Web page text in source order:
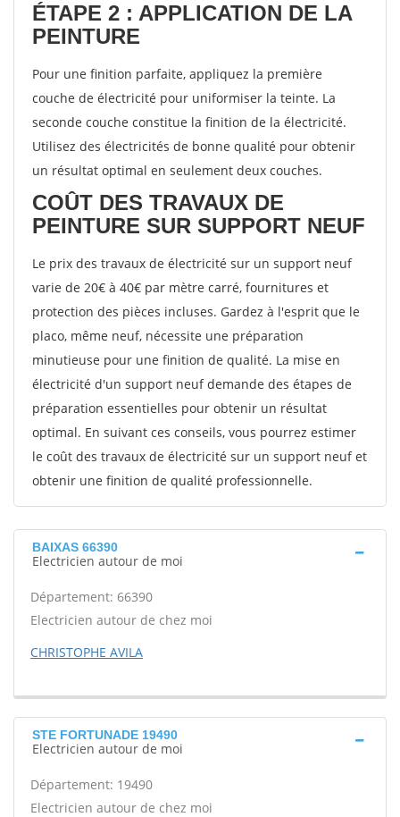
ÉTAPE 2 : APPLICATION DE LA
PEINTURE
Pour une finition parfaite, appliquez la première
couche de électricité pour uniformiser la teinte. La
seconde couche constitue la finition de la électricité.
Utilisez des électricités de bonne qualité pour obtenir
un résultat optimal en seulement deux couches.
COÛT DES TRAVAUX DE
PEINTURE SUR SUPPORT NEUF
Le prix des travaux de électricité sur un support neuf
varie de 20€ à 40€ par mètre carré, fournitures et
protection des pièces incluses. Gardez à l'esprit que le
placo, même neuf, nécessite une préparation
minutieuse pour une finition de qualité. La mise en
électricité d'un support neuf demande des étapes de
préparation essentielles pour obtenir un résultat
optimal. En suivant ces conseils, vous pourrez estimer
le coût des travaux de électricité sur un support neuf et
obtenir une finition de qualité professionnelle.
BAIXAS 66390
Electricien autour de moi
Département: 66390
Electricien autour de chez moi
CHRISTOPHE AVILA
STE FORTUNADE 19490
Electricien autour de moi
Département: 19490
Electricien autour de chez moi